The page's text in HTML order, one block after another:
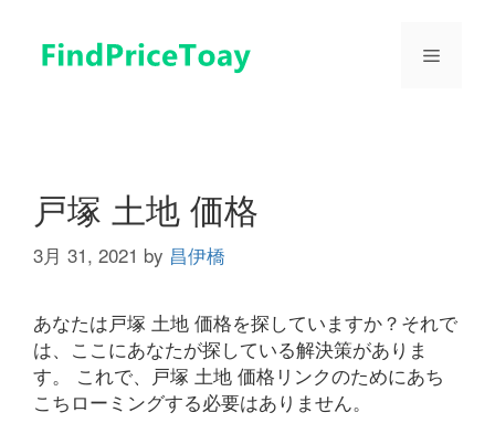
メ
戸塚 土地 価格
3月 31, 2021 by 昌伊橋
あなたは戸塚 土地 価格を探していますか？それで
は、ここにあなたが探している解決策がありま
す。 これで、戸塚 土地 価格リンクのためにあち
こちローミングする必要はありません。